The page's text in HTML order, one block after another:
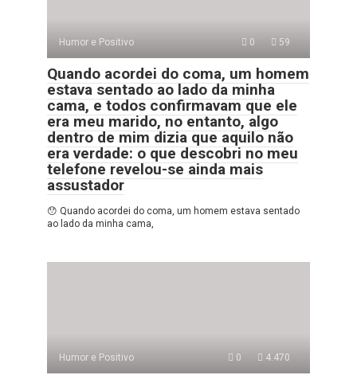
Humor e Positivo 0 59
Quando acordei do coma, um homem
estava sentado ao lado da minha
cama, e todos confirmavam que ele
era meu marido, no entanto, algo
dentro de mim dizia que aquilo não
era verdade: o que descobri no meu
telefone revelou-se ainda mais
assustador
😯 Quando acordei do coma, um homem estava sentado
ao lado da minha cama,
Humor e Positivo 0 4.470